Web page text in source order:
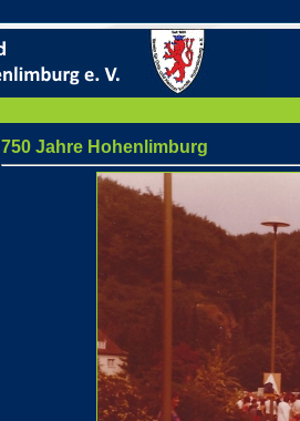
750 Jahre Hohenlimburg